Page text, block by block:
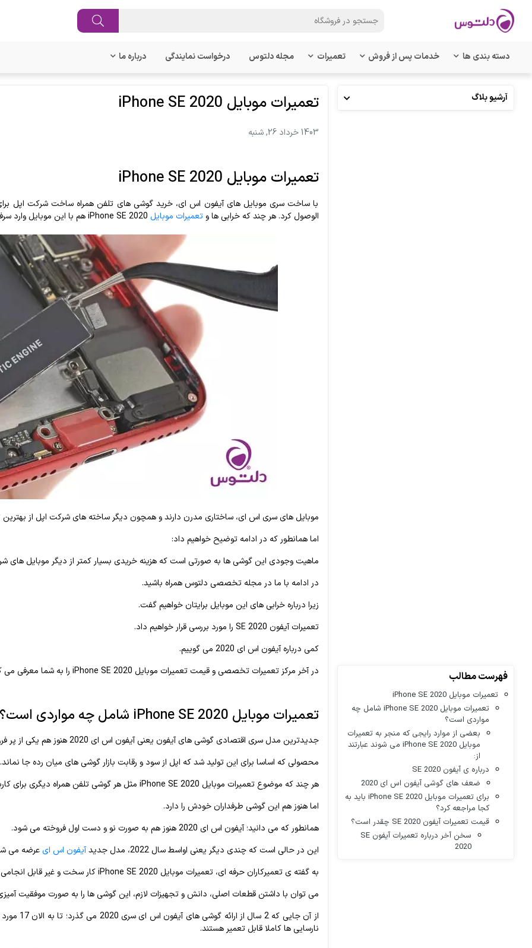
دسته بندی ها خدمات پس از فروش تعمیرات مجله دلتوس درخواست نمایندگی درباره ما
آرشیو بلاگ
فهرست مطالب
تعمیرات موبایل iPhone SE 2020
تعمیرات موبایل iPhone SE 2020 شامل چه
مواردی است؟
بعضی از موارد رایجی که منجر به تعمیرات
موبایل iPhone SE 2020 می شوند عبارتند
از:
درباره ی آیفون SE 2020
ضعف های گوشی آیفون اس ای 2020
برای تعمیرات موبایل iPhone SE 2020 باید به
کجا مراجعه کرد؟
قیمت تعمیرات آیفون SE 2020 چقدر است؟
سخن آخر درباره تعمیرات آیفون SE
2020
تعمیرات موبایل iPhone SE 2020
1403 خرداد 26, شنبه
تعمیرات موبایل iPhone SE 2020
با ساخت سری موبایل های آیفون اس ای، خرید گوشی های تلفن همراه ساخت شرکت اپل
الوصول کرد. هر چند که خرابی ها وتعمیرات موبایل
موبایل های سری اس ای، ساختاری مدرن دارند و همچون دیگر ساخته های شرکت اپل از بهترین
اما همانطور که در ادامه توضیح خواهیم داد:
ماهیت وجودی این گوشی ها به صورتی است که هزینه خریدی بسیار کمتر از دیگر موبایل های
در ادامه با ما در مجله تخصصی دلتوس همراه باشید.
زیرا درباره خرابی های این موبایل برایتان خواهیم گفت.
تعمیرات آیفون SE 2020 را مورد بررسی قرار خواهیم داد.
کمی درباره آیفون اس ای 2020 می گوییم.
در آخر مرکز تعمیرات تخصصی و قیمت تعمیرات موبایل iPhone SE 2020 را به شما معرفی می کنیم.
تعمیرات موبایل iPhone SE 2020 شامل چه مواردی است؟
جدیدترین مدل سری اقتصادی گوشی های آیفون یعنی آیفون اس ای 2020 هنوز هم یکی از پر فروش ترین تلفن های همراه در بین گوشی های میان رده است.
محصولی که اساسا برای این تولید شد که اپل از سود و رقابت بازار گوشی های میان رده جا نماند.
هر چند که موضوع تعمیرات موبایل iPhone SE 2020 مثل هر گوشی تلفن همراه دیگری برای کاربران و تعمیرکاران آیفون دیگر امری طبیعی شده است.
اما هنوز هم این گوشی طرفداران خودش را دارد.
همانطور که می دانید؛ آیفون اس ای 2020 هنوز هم به صورت نو و دست اول فروخته می شود.
این در حالی است که چندی دیگر یعنی اواسط سال 2022، مدل جدید
آیفون اس ایعرضه می
به گفته ی تعمیرکاران حرفه ای، تعمیرات موبایل iPhone SE 2020 کار سخت و غیر قابل انجامی نیست.
می توان با داشتن قطعات اصلی، دانش و تجهیزات لازم، این گوشی ها را به صورت موفقیت
از آن
نارسایی ها کاملا قابل تعمیر هستند.